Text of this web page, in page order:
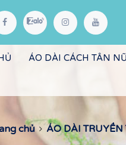
ÁO DÀI CÁCH TÂN
chủ ÁO DÀI